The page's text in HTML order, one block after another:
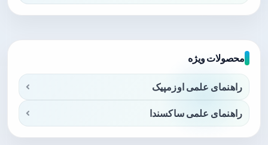
محصولات ویژه
راهنمای علمی اوزمپیک
راهنمای علمی ساکسندا